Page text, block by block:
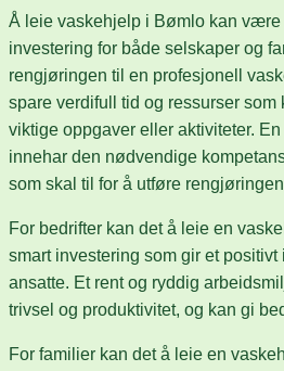
Å leie vaskehjelp i Bømlo kan være
investering for både selskaper og
rengjøringen til en profesjonell
spare verdifull tid og ressurser som
viktige oppgaver eller aktiviteter.
innehar den nødvendige
som skal til for å utføre
For bedrifter kan det å leie en
smart investering som gir et positivt
ansatte. Et rent og ryddig
trivsel og produktivitet, og kan gi
For familier kan det å leie en